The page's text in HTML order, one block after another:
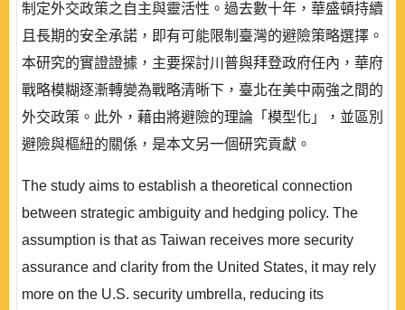
制定外交政策之自主與靈活性。過去數十年，華盛頓持續
且長期的安全承諾，即有可能限制臺灣的避險策略選擇。
本研究的實證證據，主要探討川普與拜登政府任內，華府
戰略模糊逐漸轉變為戰略清晰下，臺北在美中兩強之間的
外交政策。此外，藉由將避險的理論「模型化」，並區別
避險與樞紐的關係，是本文另一個研究貢獻。
The study aims to establish a theoretical connection
between strategic ambiguity and hedging policy. The
assumption is that as Taiwan receives more security
assurance and clarity from the United States, it may rely
more on the U.S. security umbrella, reducing its